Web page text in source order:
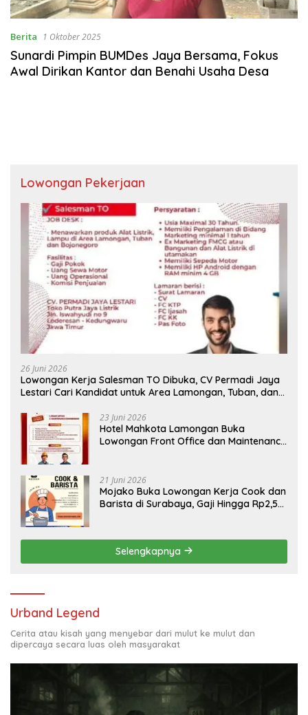
Berita 1 Oktober 2025
Sunardi Pimpin BUMDes Jaya Bersama, Fokus
Awal Dirikan Kantor dan Benahi Usaha Desa
Lowongan Pekerjaan
26 Juni 2026
Lowongan Kerja Salesman TO Dibuka, CV Permadi Jaya
Lestari Cari Kandidat untuk Area Lamongan, Tuban, dan
23 Juni 2026
Hotel Mahkota Lamongan Buka
Lowongan Front Office dan Maintenance
21 Juni 2026
Mojako Buka Lowongan Kerja Cook dan
Barista di Surabaya, Gaji Hingga Rp2,5
Selengkapnya
Urband Legend
Cerita atau kisah yang menyebar dari mulut ke mulut dan
dipercaya secara luas oleh masyarakat